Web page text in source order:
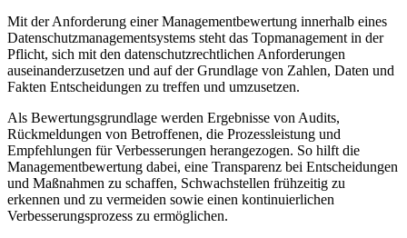
Mit der Anforderung einer Managementbewertung innerhalb eines
Datenschutzmanagementsystems steht das Topmanagement in der
Pflicht, sich mit den datenschutzrechtlichen Anforderungen
auseinanderzusetzen und auf der Grundlage von Zahlen, Daten und
Fakten Entscheidungen zu treffen und umzusetzen.
Als Bewertungsgrundlage werden Ergebnisse von Audits,
Rückmeldungen von Betroffenen, die Prozessleistung und
Empfehlungen für Verbesserungen herangezogen. So hilft die
Managementbewertung dabei, eine Transparenz bei Entscheidungen
und Maßnahmen zu schaffen, Schwachstellen frühzeitig zu
erkennen und zu vermeiden sowie einen kontinuierlichen
Verbesserungsprozess zu ermöglichen.